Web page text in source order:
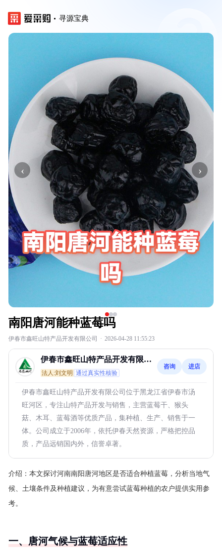
寻源宝典
‹ ›
南阳唐河能种蓝莓吗
伊春市鑫旺山特产品开发有限公司 · 2026-04-28 11:55:23
伊春市鑫旺山特产品开发有限公
司
法人:刘文明 通过真实性核验
咨询 进店
伊春市鑫旺山特产品开发有限公司位于黑龙江省伊春市汤
旺河区，专注山特产品开发与销售，主营蓝莓干、猴头
菇、木耳、蓝莓酒等优质产品，集种植、生产、销售于一
体。公司成立于2006年，依托伊春天然资源，严格把控品
质，产品远销国内外，信誉卓著。
介绍： 本文探讨河南南阳唐河地区是否适合种植蓝莓，分析当地气
候、土壤条件及种植建议，为有意尝试蓝莓种植的农户提供实用参
考。
一、唐河气候与蓝莓适应性